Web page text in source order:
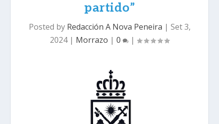
partido”
Posted by Redacción A Nova Peneira | Set 3,
2024| Morrazo | 0 |